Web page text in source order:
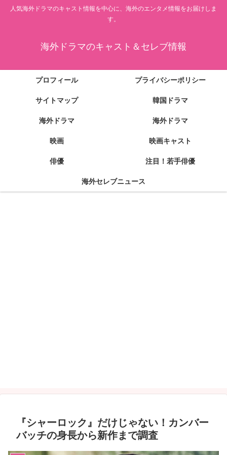
人気海外ドラマのキャスト情報を中心に、海外のエンタメ情報をお届けしま
す。
海外ドラマのキャスト＆セレブ情報
プロフィール プライバシーポリシー
サイトマップ 韓国ドラマ
海外ドラマ 海外ドラマ
映画 映画キャスト
俳優 注目！若手俳優
海外セレブニュース
『シャーロック』だけじゃない！カンバー
バッチの身長から新作まで調査